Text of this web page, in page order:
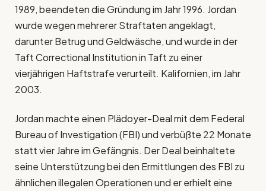
1989, beendeten die Gründung im Jahr 1996. Jordan
wurde wegen mehrerer Straftaten angeklagt,
darunter Betrug und Geldwäsche, und wurde in der
Taft Correctional Institution in Taft zu einer
vierjährigen Haftstrafe verurteilt. Kalifornien, im Jahr
2003.
Jordan machte einen Plädoyer-Deal mit dem Federal
Bureau of Investigation (FBI) und verbüßte 22 Monate
statt vier Jahre im Gefängnis. Der Deal beinhaltete
seine Unterstützung bei den Ermittlungen des FBI zu
ähnlichen illegalen Operationen und er erhielt eine